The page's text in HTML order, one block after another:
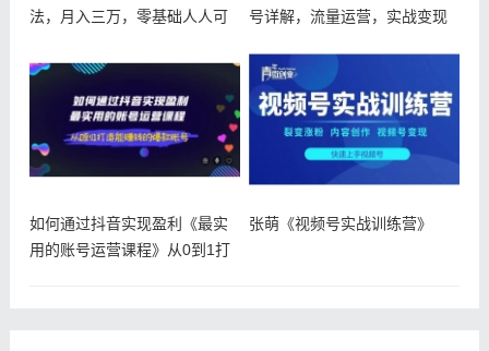
法，月入三万，零基础人人可
号详解，流量运营，实战变现
如何通过抖音实现盈利《最实
用的账号运营课程》从0到1打
张萌《视频号实战训练营》